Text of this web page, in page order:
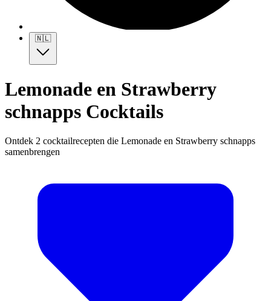
🇳🇱
Lemonade en Strawberry
schnapps Cocktails
Ontdek 2 cocktailrecepten die Lemonade en Strawberry schnapps
samenbrengen